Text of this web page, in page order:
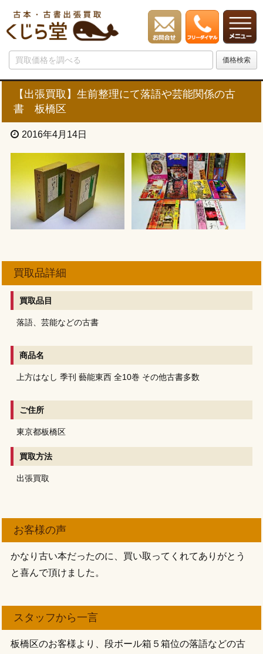
【出張買取】生前整理にて落語や芸能関係の古
書 板橋区
2016年4月14日
買取品詳細
買取品目
落語、芸能などの古書
商品名
上方はなし 季刊 藝能東西 全10巻 その他古書多数
ご住所
東京都板橋区
買取方法
出張買取
お客様の声
かなり古い本だったのに、買い取ってくれてありがとう
と喜んで頂けました。
スタッフから一言
板橋区のお客様より、段ボール箱５箱位の落語などの古